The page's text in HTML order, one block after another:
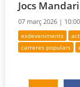
Jocs
07 març 2026 |
esdeveniments
carreres populars